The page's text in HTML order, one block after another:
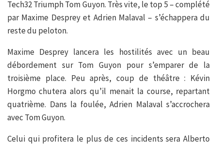
Tech32 Triumph Tom Guyon. Très vite, le top 5 – complété
par Maxime Desprey et Adrien Malaval – s’échappera du
reste du peloton.
Maxime Desprey lancera les hostilités avec un beau
débordement sur Tom Guyon pour s’emparer de la
troisième place. Peu après, coup de théâtre : Kévin
Horgmo chutera alors qu’il menait la course, repartant
quatrième. Dans la foulée, Adrien Malaval s’accrochera
avec Tom Guyon.
Celui qui profitera le plus de ces incidents sera Alberto